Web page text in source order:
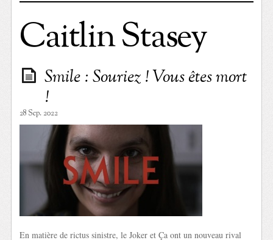
Caitlin Stasey
Smile : Souriez ! Vous êtes mort
!
28 Sep. 2022
En matière de rictus sinistre, le Joker et Ça ont un nouveau rival